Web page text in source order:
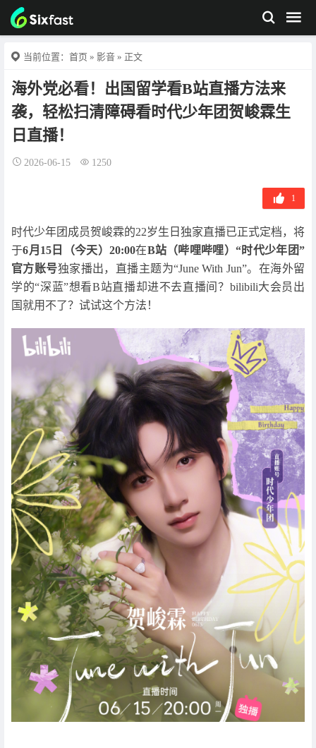
当前位置： 首页 » 影音 » 正文
海外党必看！出国留学看B站直播方法来
袭，轻松扫清障碍看时代少年团贺峻霖生
日直播！
2026-06-15 1250
1
时代少年团成员贺峻霖的22岁生日独家直播已正式定档，将
于6月15日（今天）20:00在B站（哔哩哔哩）“时代少年团”
官方账号独家播出，直播主题为“June With Jun”。在海外留
学的“深蓝”想看B站直播却进不去直播间？bilibili大会员出
国就用不了？试试这个方法！